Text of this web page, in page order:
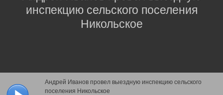
Андрей Иванов провел выездную инспекцию сельского
поселения Никольское
инспекцию сельского поселения
Никольское